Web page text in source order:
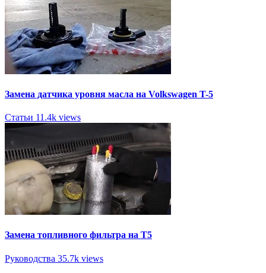
Замена датчика уровня масла на Volkswagen T-5
Статьи 11.4k views
Замена топливного фильтра на Т5
Руководства 35.7k views